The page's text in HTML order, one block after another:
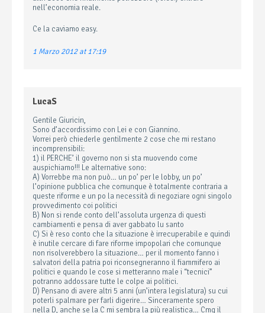
nell’economia reale.
Ce la caviamo easy.
1 Marzo 2012 at 17:19
LucaS
Gentile Giuricin,
Sono d’accordissimo con Lei e con Giannino.
Vorrei però chiederle gentilmente 2 cose che mi restano
incomprensibili:
1) il PERCHE’ il governo non si sta muovendo come
auspichiamo!!! Le alternative sono:
A) Vorrebbe ma non può… un po’ per le lobby, un po’
l’opinione pubblica che comunque è totalmente contraria a
queste riforme e un po la necessità di negoziare ogni singolo
provvedimento coi politici
B) Non si rende conto dell’assoluta urgenza di questi
cambiamenti e pensa di aver gabbato lu santo
C) Si è reso conto che la situazione è irrecuperabile e quindi
è inutile cercare di fare riforme impopolari che comunque
non risolverebbero la situazione… per il momento fanno i
salvatori della patria poi riconsegneranno il fiammifero ai
politici e quando le cose si metteranno male i “tecnici”
potranno addossare tutte le colpe ai politici.
D) Pensano di avere altri 5 anni (un’intera legislatura) su cui
poterli spalmare per farli digerire… Sinceramente spero
nella D, anche se la C mi sembra la più realistica… Cmq il